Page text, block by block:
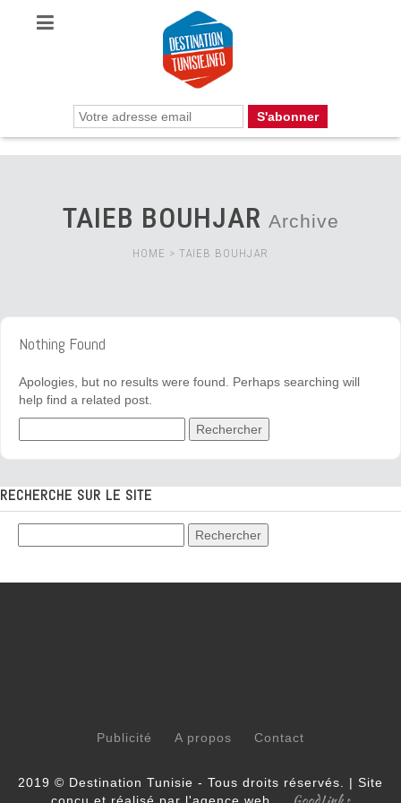
TAIEB BOUHJAR Archive
HOME > TAIEB BOUHJAR
Nothing Found
Apologies, but no results were found. Perhaps searching will
help find a related post.
RECHERCHE SUR LE SITE
Publicité A propos Contact
2019 © Destination Tunisie - Tous droits réservés. | Site